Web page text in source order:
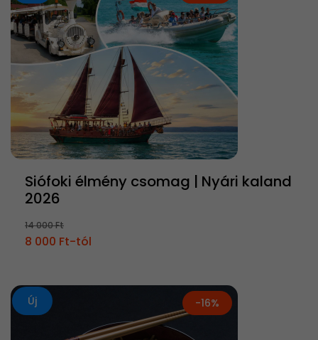
Siófoki élmény csomag | Nyári kaland
2026
14 000 Ft
8 000 Ft-tól
Új -16%